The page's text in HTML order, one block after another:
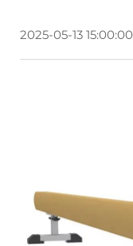
2025-05-13 15:00:00